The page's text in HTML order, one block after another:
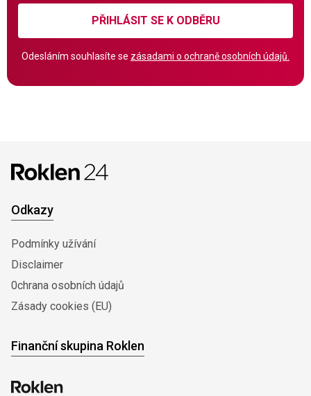
PŘIHLÁSIT SE K ODBĚRU
Odesláním souhlasíte se zásadami o ochraně osobních údajů.
Odkazy
Podmínky užívání
Disclaimer
0chrana osobních údajů
Zásady cookies (EU)
Finanční skupina Roklen